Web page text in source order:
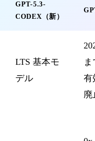
GPT-5.3-
CODEX（新）
LTS 基本モ
デル
有
廃